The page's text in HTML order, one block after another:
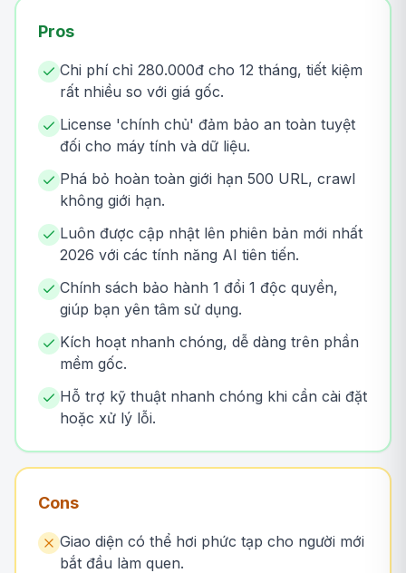
Pros
Chi phí chỉ 280.000đ cho 12 tháng, tiết kiệm
rất nhiều so với giá gốc.
License 'chính chủ' đảm bảo an toàn tuyệt
đối cho máy tính và dữ liệu.
Phá bỏ hoàn toàn giới hạn 500 URL, crawl
không giới hạn.
Luôn được cập nhật lên phiên bản mới nhất
2026 với các tính năng AI tiên tiến.
Chính sách bảo hành 1 đổi 1 độc quyền,
giúp bạn yên tâm sử dụng.
Kích hoạt nhanh chóng, dễ dàng trên phần
mềm gốc.
Hỗ trợ kỹ thuật nhanh chóng khi cần cài đặt
hoặc xử lý lỗi.
Cons
Giao diện có thể hơi phức tạp cho người mới
bắt đầu làm quen.